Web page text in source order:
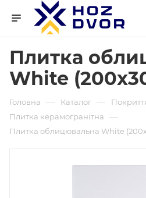
Плитка
White
Головна — Каталог —
Плитка керамогранітна —
Плитка облицювальна White